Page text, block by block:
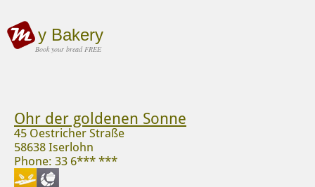
y Bakery
Book your bread FREE
Ohr der goldenen Sonne
45 Oestricher Straße
58638 Iserlohn
Phone: 33 6*** ***